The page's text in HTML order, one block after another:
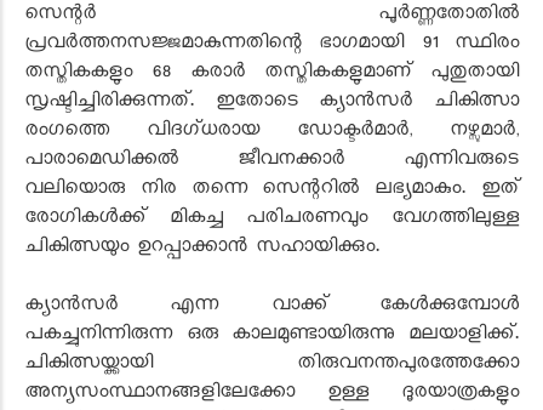
സെന്റർ പൂർണ്ണതോതിൽ
പ്രവർത്തനസജ്ജമാകുന്നതിന്റെ ഭാഗമായി 91 സ്ഥിരം
തസ്തികകളും 68 കരാർ തസ്തികകളുമാണ് പുതുതായി
സൃഷ്ടിച്ചിരിക്കുന്നത്. ഇതോടെ ക്യാൻസർ ചികിത്സാ
രംഗത്തെ വിദഗ്ധരായ ഡോക്ടർമാർ, നഴ്സുമാർ,
പാരാമെഡിക്കൽ ജീവനക്കാർ എന്നിവരുടെ
വലിയൊരു നിര തന്നെ സെന്ററിൽ ലഭ്യമാകും. ഇത്
രോഗികൾക്ക് മികച്ച പരിചരണവും വേഗത്തിലുള്ള
ചികിത്സയും ഉറപ്പാക്കാൻ സഹായിക്കും.
ക്യാൻസർ എന്ന വാക്ക് കേൾക്കുമ്പോൾ
പകച്ചുനിന്നിരുന്ന ഒരു കാലമുണ്ടായിരുന്നു മലയാളിക്ക്.
ചികിത്സയ്ക്കായി തിരുവനന്തപുരത്തേക്കോ
അന്യസംസ്ഥാനങ്ങളിലേക്കോ ഉള്ള ദൂരയാത്രകളും